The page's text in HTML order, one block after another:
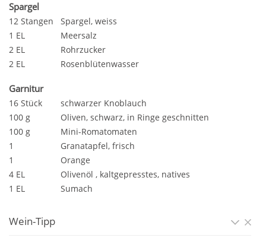
Spargel
12 Stangen
Spargel, weiss
1 EL
Meersalz
2 EL
Rohrzucker
2 EL
Rosenblütenwasser
Garnitur
16 Stück
schwarzer Knoblauch
100 g
Oliven, schwarz, in Ringe geschnitten
100 g
Mini-Romatomaten
1
Granatapfel, frisch
1
Orange
4 EL
Olivenöl , kaltgepresstes, natives
1 EL
Sumach
Wein-Tipp